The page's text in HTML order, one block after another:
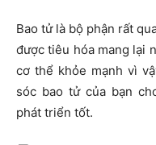
Bao tử là bộ phận rất
được tiêu hóa mang lại
cơ thể khỏe mạnh vì
sóc bao tử của bạn
phát triển tốt.